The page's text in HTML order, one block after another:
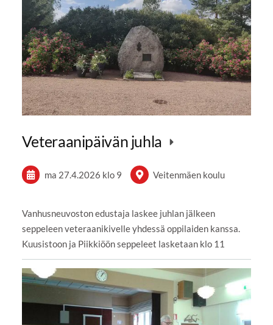
Veteraanipäivän juhla
ma 27.4.2026 klo 9 Veitenmäen koulu
Vanhusneuvoston edustaja laskee juhlan jälkeen
seppeleen veteraanikivelle yhdessä oppilaiden kanssa.
Kuusistoon ja Piikkiöön seppeleet lasketaan klo 11